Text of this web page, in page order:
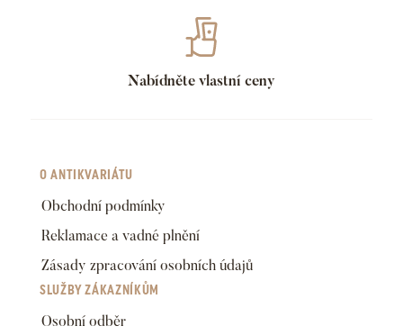
Nabídněte vlastní ceny
O ANTIKVARIÁTU
Obchodní podmínky
Reklamace a vadné plnění
Zásady zpracování osobních údajů
SLUŽBY ZÁKAZNÍKŮM
Osobní odběr